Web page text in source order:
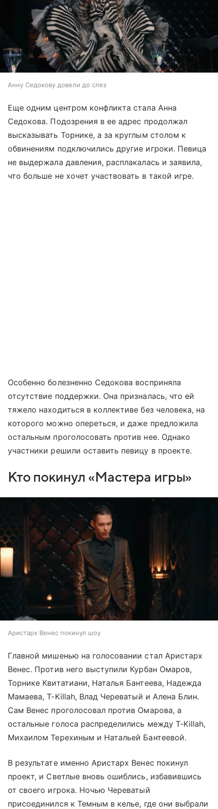
Анну Седокову довели до слез
Еще одним центром конфликта стала Анна
Седокова. Подозрения в ее адрес продолжал
высказывать Торнике, а за круглым столом к
обвинениям подключились другие игроки. Певица
не выдержала давления, расплакалась и заявила,
что больше не хочет участвовать в такой игре.
Особенно болезненно Седокова восприняла
отсутствие поддержки. Она призналась, что ей
тяжело находиться в коллективе без человека, на
которого можно опереться, и даже предложила
остальным проголосовать против нее. Однако
участники решили оставить певицу в проекте.
Кто покинул «Мастера игры»
Аристарх Венес покинул шоу
Главной мишенью на голосовании стал Аристарх
Венес. Против него выступили Курбан Омаров,
Торнике Квитатиани, Наталья Бантеева, Надежда
Мамаева, T-Killah, Влад Череватый и Алена Блин.
Сам Венес проголосовал против Омарова, а
остальные голоса распределились между T-Killah,
Михаилом Терехиным и Натальей Бантеевой.
В результате именно Аристарх Венес покинул
проект, и Светлые вновь ошиблись, избавившись
от своего игрока. Ночью Череватый
присоединился к Темным в келье, где они выбрали